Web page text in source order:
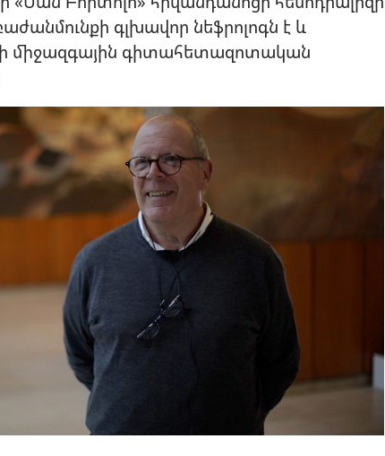
գլխավոր նեֆրոլոգն է և
միջազգային գիտահետազոտական